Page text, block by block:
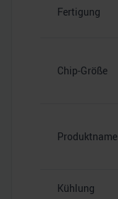
Fertigung
Chip-Größe
Produktname
Kühlung